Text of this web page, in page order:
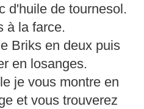
d'huile de tournesol.
à la farce.
Briks en deux puis
en losanges.
je vous montre en
et vous trouverez